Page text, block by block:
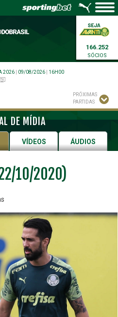
166.252
SÓCIOS
2026 09/08/2026
16H00
PRÓXIMAS
PARTIDAS
DE MÍDIA
VÍDEOS ÁUDIOS
10/2020)